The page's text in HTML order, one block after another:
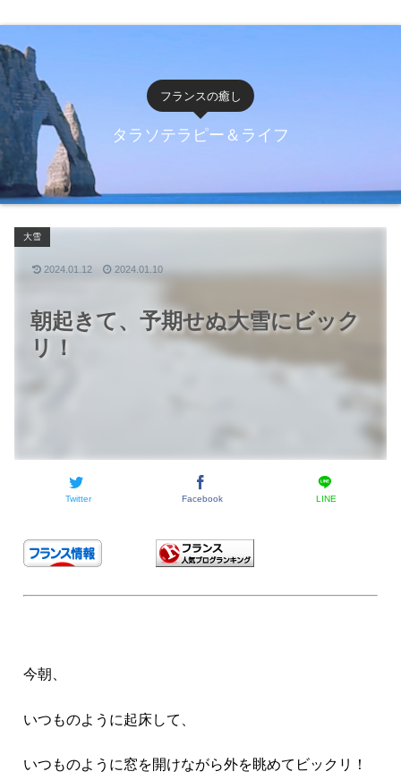
フランスの癒し
タラソテラピー＆ライフ
朝起きて、予期せぬ大雪にビック
リ！
大雪
Twitter Facebook LINE
2024.01.12 2024.01.10
今朝、
いつものように起床して、
いつものように窓を開けながら外を眺めてビックリ！